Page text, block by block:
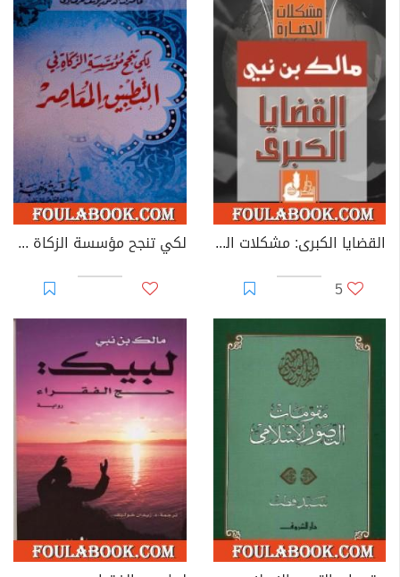
القضايا الكبرى: مشكلات الحضارة
5
لكي تنجح مؤسسة الزكاة في التطبيق المعاصر